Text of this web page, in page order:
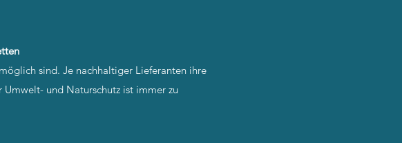
sind. Je nachhaltiger Lieferanten ihre
und Naturschutz ist immer zu